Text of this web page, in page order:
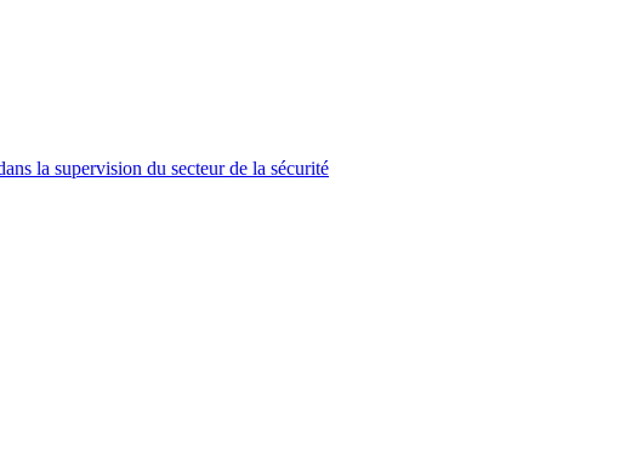
la supervision du secteur de la sécurité